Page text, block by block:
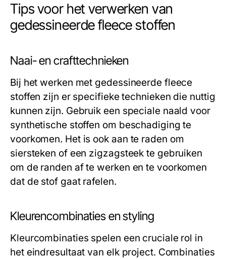
Tips voor het verwerken van
gedessineerde fleece stoffen
Naai- en crafttechnieken
Bij het werken met gedessineerde fleece
stoffen zijn er specifieke technieken die nuttig
kunnen zijn. Gebruik een speciale naald voor
synthetische stoffen om beschadiging te
voorkomen. Het is ook aan te raden om
siersteken of een zigzagsteek te gebruiken
om de randen af te werken en te voorkomen
dat de stof gaat rafelen.
Kleurencombinaties en styling
Kleurcombinaties spelen een cruciale rol in
het eindresultaat van elk project. Combinaties